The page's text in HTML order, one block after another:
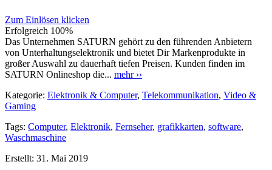
Zum Einlösen klicken
Erfolgreich 100%
Das Unternehmen SATURN gehört zu den führenden Anbietern
von Unterhaltungselektronik und bietet Dir Markenprodukte in
großer Auswahl zu dauerhaft tiefen Preisen. Kunden finden im
SATURN Onlineshop die... mehr ››
Kategorie: Elektronik & Computer, Telekommunikation, Video &
Gaming
Tags: Computer, Elektronik, Fernseher, grafikkarten, software,
Waschmaschine
Erstellt: 31. Mai 2019